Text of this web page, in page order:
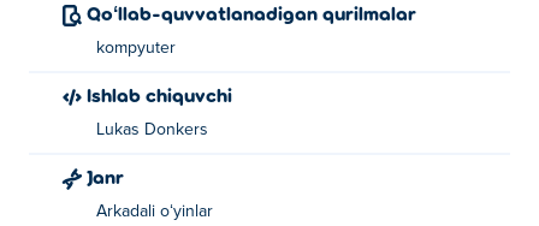
Qoʻllab-quvvatlanadigan qurilmalar
kompyuter
Ishlab chiquvchi
Lukas Donkers
Janr
Arkadali oʻyinlar